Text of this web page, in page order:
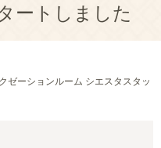
ートしました
ゼーションルーム シエスタスタッ